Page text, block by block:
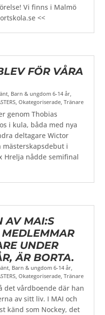
Vi finns i Malmö
<<
FÖR VÅRA
, Barn & ungdom 6-14 år,
,Okategoriserade,Tränare
genom Thobias
i kula, båda med nya
deltagare Wictor
mästerskapsdebut i
Hrelja nådde semifinal
AV MAI:S
UNDER
ÄR BORTA.
, Barn & ungdom 6-14 år,
,Okategoriserade,Tränare
det vårdboende där han
av sitt liv. I MAI och
känd som Nockey, det